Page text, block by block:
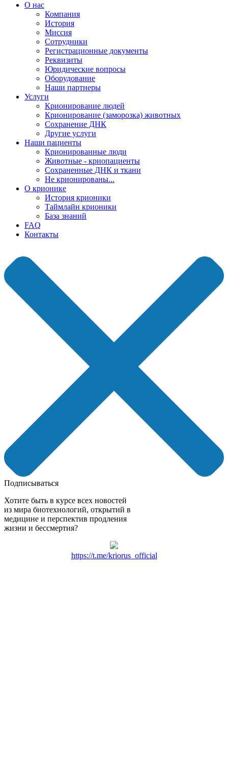
О нас
Компания
История
Миссия
Сотрудники
Регистрационные документы
Реквизиты
Юридические вопросы
Оборудование
Наши партнеры
Услуги
Крионирование людей
Крионирование (заморозка) животных
Сохранение ДНК
Другие услуги
Наши пациенты
Крионированные люди
Животные - криопациенты
Сохраненные ДНК и ткани
Не крионированы...
О крионике
История крионики
Таймлайн крионики
База знаний
FAQ
Контакты
Подписываться
Хотите быть в курсе всех новостей
из мира биотехнологий, открытий в
медицине и перспектив продления
жизни и бессмертия?
https://t.me/kriorus_official